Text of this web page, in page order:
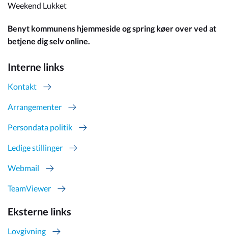
Weekend Lukket
Benyt kommunens hjemmeside og spring køer over ved at
betjene dig selv online.
Interne links
Kontakt
Arrangementer
Persondata politik
Ledige stillinger
Webmail
TeamViewer
Eksterne links
Lovgivning